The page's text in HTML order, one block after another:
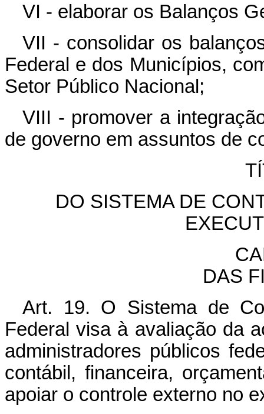
VI - elaborar os Balanços
VII - consolidar os
Federal e dos Municípios,
Setor Público Nacional;
VIII - promover a
de governo em assuntos de
DO SISTEMA DE
DAS
Art. 19. O Sistema de
Federal visa à avaliação da
administradores públicos
contábil, financeira,
apoiar o controle externo no